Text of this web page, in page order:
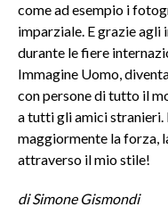
come ad esempio i
imparziale. E grazie agli
durante le fiere
Immagine Uomo,
con persone di tutto il
a tutti gli amici
maggiormente la forza,
attraverso il mio stile!
di Simone Gismondi